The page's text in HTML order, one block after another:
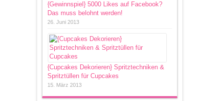
{Gewinnspiel} 5000 Likes auf Facebook?
Das muss belohnt werden!
26. Juni 2013
{Cupcakes Dekorieren} Spritztechniken &
Spritztüllen für Cupcakes
15. März 2013